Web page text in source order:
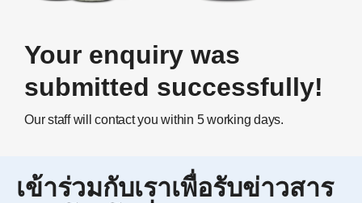
Your enquiry was
submitted successfully!
Our staff will contact you within 5 working days.
เข้าร่วมกับเราเพื่อรับข่าวสาร